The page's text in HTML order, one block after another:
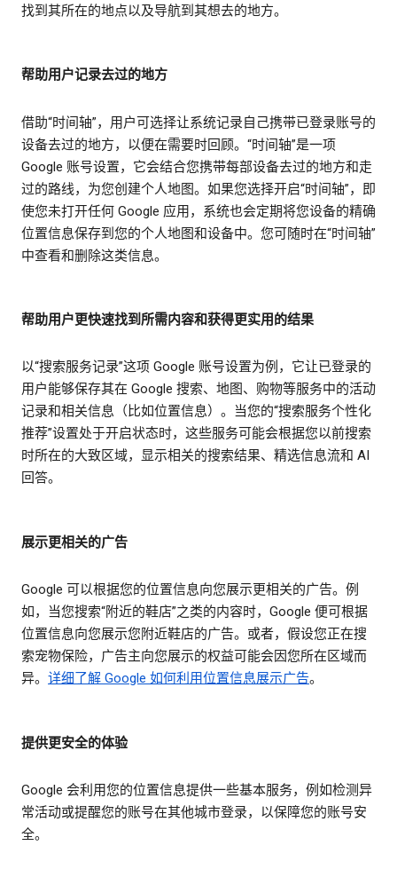
找到其所在的地点以及导航到其想去的地方。
帮助用户记录去过的地方
借助“时间轴”，用户可选择让系统记录自己携带已登录账号的
设备去过的地方，以便在需要时回顾。“时间轴”是一项
Google 账号设置，它会结合您携带每部设备去过的地方和走
过的路线，为您创建个人地图。如果您选择开启“时间轴”，即
使您未打开任何 Google 应用，系统也会定期将您设备的精确
位置信息保存到您的个人地图和设备中。您可随时在“时间轴”
中查看和删除这类信息。
帮助用户更快速找到所需内容和获得更实用的结果
以“搜索服务记录”这项 Google 账号设置为例，它让已登录的
用户能够保存其在 Google 搜索、地图、购物等服务中的活动
记录和相关信息（比如位置信息）。当您的“搜索服务个性化
推荐”设置处于开启状态时，这些服务可能会根据您以前搜索
时所在的大致区域，显示相关的搜索结果、精选信息流和 AI
回答。
展示更相关的广告
Google 可以根据您的位置信息向您展示更相关的广告。例
如，当您搜索“附近的鞋店”之类的内容时，Google 便可根据
位置信息向您展示您附近鞋店的广告。或者，假设您正在搜
索宠物保险，广告主向您展示的权益可能会因您所在区域而
异。 详细了解 Google 如何利用位置信息展示广告。
提供更安全的体验
Google 会利用您的位置信息提供一些基本服务，例如检测异
常活动或提醒您的账号在其他城市登录，以保障您的账号安
全。